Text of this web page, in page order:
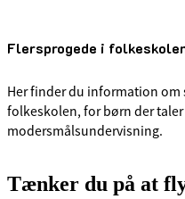
Flersprogede i
Her finder du information
folkeskolen, for børn der
modersmålsundervisning.
Tænker du på at